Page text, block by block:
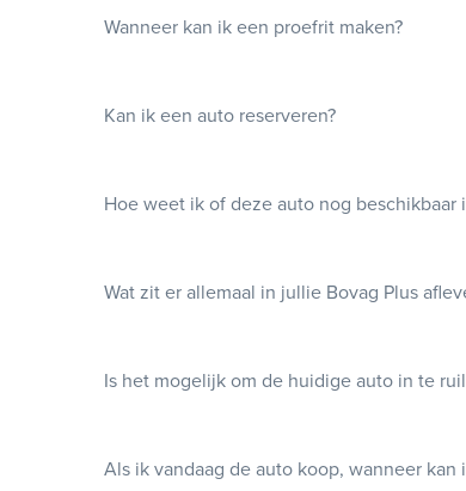
Wanneer kan ik een proefrit maken?
Kan ik een auto reserveren?
Hoe weet ik of deze auto nog beschikbaar
Wat zit er allemaal in jullie Bovag Plus
Is het mogelijk om de huidige auto in te
Als ik vandaag de auto koop, wanneer kan